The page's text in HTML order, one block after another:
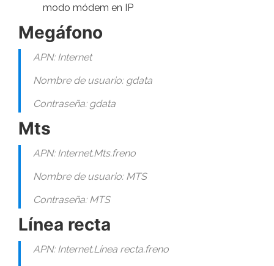
modo módem en IP
Megáfono
APN: Internet
Nombre de usuario: gdata
Contraseña: gdata
Mts
APN: Internet.Mts.freno
Nombre de usuario: MTS
Contraseña: MTS
Línea recta
APN: Internet.Línea recta.freno